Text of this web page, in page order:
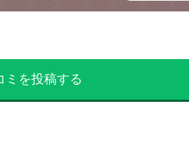
ミを投稿する